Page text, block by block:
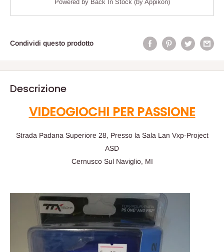
Powered by Back In Stock (by Appikon)
Condividi questo prodotto
Descrizione
VIDEOGIOCHI PER PASSIONE
Strada Padana Superiore 28, Presso la Sala Lan Vxp-Project
ASD
Cernusco Sul Naviglio, MI